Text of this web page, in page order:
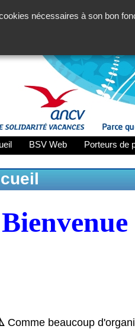
nécessaires à son bon
BSV Web Porteurs de
Comme beaucoup